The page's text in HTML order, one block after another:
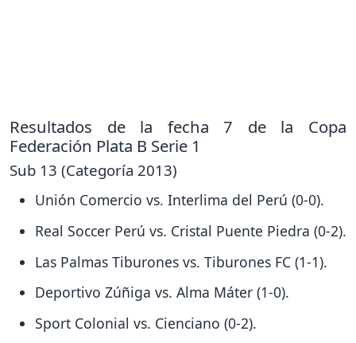
Resultados de la fecha 7 de la Copa
Federación Plata B Serie 1
Sub 13 (Categoría 2013)
Unión Comercio vs. Interlima del Perú (0-0).
Real Soccer Perú vs. Cristal Puente Piedra (0-2).
Las Palmas Tiburones vs. Tiburones FC (1-1).
Deportivo Zúñiga vs. Alma Máter (1-0).
Sport Colonial vs. Cienciano (0-2).